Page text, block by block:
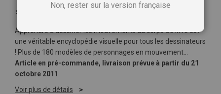
Soyez le premier à commenter ce produit
Apprendre à dessiner les mouvements du corps Ce livre est
une véritable encyclopédie visuelle pour tous les dessinateurs
! Plus de 180 modèles de personnages en mouvement…
Article en pré-commande, livraison prévue à partir du 21
octobre 2011
Voir plus de détails
Non, rester sur la version française